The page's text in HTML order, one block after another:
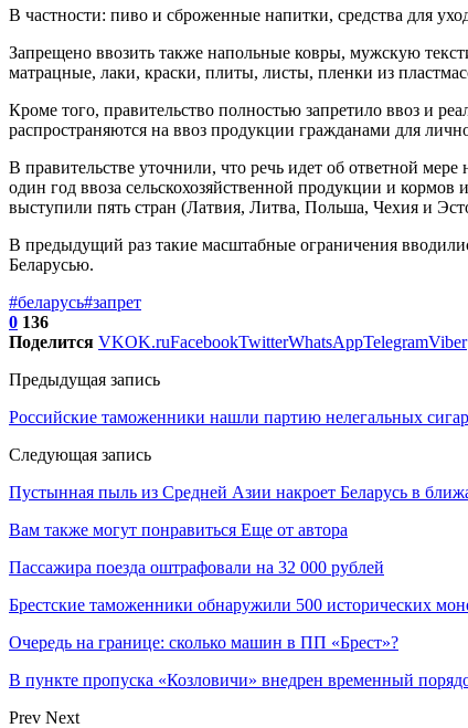
В частности: пиво и сброженные напитки, средства для
Запрещено ввозить также напольные ковры, мужскую
матрацные, лаки, краски, плиты, листы, пленки из
Кроме того, правительство полностью запретило ввоз и
распространяются на ввоз продукции гражданами для
В правительстве уточнили, что речь идет об ответной
один год ввоза сельскохозяйственной продукции и
выступили пять стран (Латвия, Литва, Польша, Чехия и
В предыдущий раз такие масштабные ограничения
Беларусью.
#беларусь#запрет
0 136
Поделится VKOK.ruFacebookTwitterWhatsAppTelegramViber
Предыдущая запись
Российские таможенники нашли партию нелегальных
Следующая запись
Пустынная пыль из Средней Азии накроет Беларусь в
Вам также могут понравиться Еще от автора
Пассажира поезда оштрафовали на 32 000 рублей
Брестские таможенники обнаружили 500 исторических
Очередь на границе: сколько машин в ПП «Брест»?
В пункте пропуска «Козловичи» внедрен временный
Prev Next